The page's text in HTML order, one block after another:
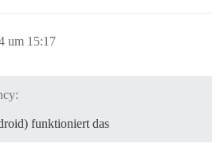
um 15:17
funktioniert das